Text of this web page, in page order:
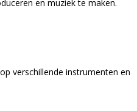
en muziek te maken.
verschillende instrumenten en